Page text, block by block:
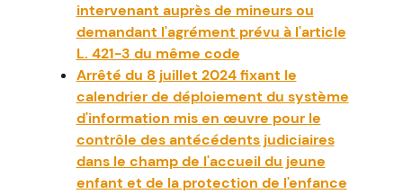
intervenant auprès de mineurs ou
demandant l'agrément prévu à l'article
L. 421-3 du même code
Arrêté du 8 juillet 2024 fixant le
calendrier de déploiement du système
d'information mis en œuvre pour le
contrôle des antécédents judiciaires
dans le champ de l'accueil du jeune
enfant et de la protection de l'enfance